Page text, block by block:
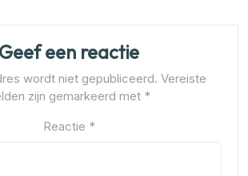
Geef een reactie
wordt niet gepubliceerd. Vereiste
zijn gemarkeerd met *
Reactie *